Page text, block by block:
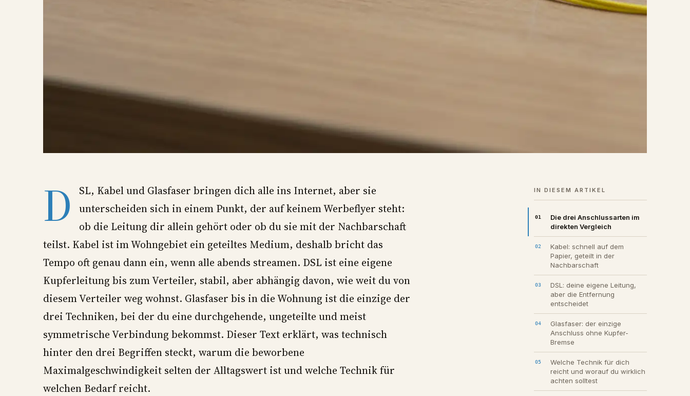
IN DIESEM ARTIKEL
Die drei Anschlussarten im
direkten Vergleich
Kabel: schnell auf dem
Papier, geteilt in der
Nachbarschaft
DSL: deine eigene Leitung,
aber die Entfernung
entscheidet
Glasfaser: der einzige
Anschluss ohne Kupfer-
Bremse
Welche Technik für dich
reicht und worauf du wirklich
achten solltest
D
SL, Kabel und Glasfaser bringen dich alle ins Internet, aber sie
unterscheiden sich in einem Punkt, der auf keinem Werbeflyer steht:
ob die Leitung dir allein gehört oder ob du sie mit der Nachbarschaft
teilst. Kabel ist im Wohngebiet ein geteiltes Medium, deshalb bricht das
Tempo oft genau dann ein, wenn alle abends streamen. DSL ist eine eigene
Kupferleitung bis zum Verteiler, stabil, aber abhängig davon, wie weit du von
diesem Verteiler weg wohnst. Glasfaser bis in die Wohnung ist die einzige der
drei Techniken, bei der du eine durchgehende, ungeteilte und meist
symmetrische Verbindung bekommst. Dieser Text erklärt, was technisch
hinter den drei Begriffen steckt, warum die beworbene
Maximalgeschwindigkeit selten der Alltagswert ist und welche Technik für
welchen Bedarf reicht.